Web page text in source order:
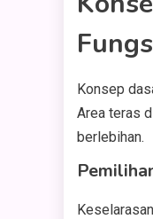
Konsep
Area teras
berlebihan.